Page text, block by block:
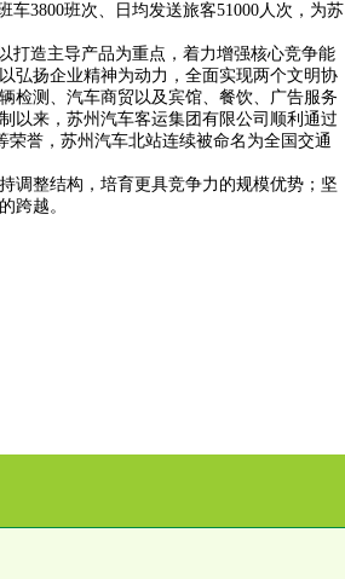
3800班次、日均发送旅客51000人次，为苏
打造主导产品为重点，着力增强核心竞争能
弘扬企业精神为动力，全面实现两个文明协
检测、汽车商贸以及宾馆、餐饮、广告服务
以来，苏州汽车客运集团有限公司顺利通过
荣誉，苏州汽车北站连续被命名为全国交通
整结构，培育更具竞争力的规模优势；坚
跨越。